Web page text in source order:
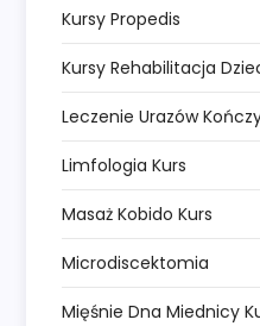
Kursy Propedis
Kursy Rehabilitacja
Leczenie Urazów
Limfologia Kurs
Masaż Kobido Kurs
Microdiscektomia
Mięśnie Dna Miednicy